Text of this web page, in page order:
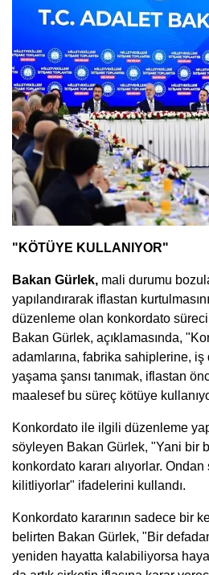
"KÖTÜYE KULLANIYOR"
Bakan Gürlek, mali durumu
yapılandırarak iflastan
düzenleme olan konkordato
Bakan Gürlek, açıklamasında,
adamlarına, fabrika sahiplerine, iş
yaşama şansı tanımak, iflastan
maalesef bu süreç kötüye
Konkordato ile ilgili düzenleme
söyleyen Bakan Gürlek, "Yani bir
konkordato kararı alıyorlar.
kilitliyorlar" ifadelerini kullandı.
Konkordato kararının sadece bir
belirten Bakan Gürlek, "Bir
yeniden hayatta kalabiliyorsa